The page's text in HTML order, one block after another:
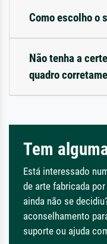
Como escolho o
Não tenha a
quadro
Tem
Está interessado
de arte fabricada
ainda não se
aconselhamento
suporte ou ajuda